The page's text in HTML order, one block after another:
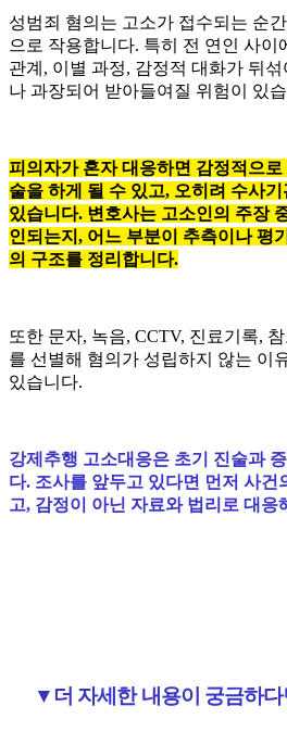
성범죄 혐의는 고소가 접수되는 순
으로 작용합니다. 특히 전 연인 사이
관계, 이별 과정, 감정적 대화가 뒤
나 과장되어 받아들여질 위험이 있
피의자가 혼자 대응하면 감정적으
술을 하게 될 수 있고, 오히려 수사
있습니다. 변호사는 고소인의 주장
인되는지, 어느 부분이 추측이나 평
의 구조를 정리합니다.
또한 문자, 녹음, CCTV, 진료기록,
를 선별해 혐의가 성립하지 않는 이
있습니다.
강제추행 고소대응은 초기 진술과
다. 조사를 앞두고 있다면 먼저 사건
고, 감정이 아닌 자료와 법리로 대응
▼더 자세한 내용이 궁금하